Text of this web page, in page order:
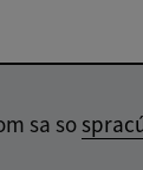
sa so